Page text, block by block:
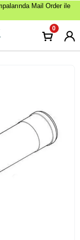
Mail Order ile
0